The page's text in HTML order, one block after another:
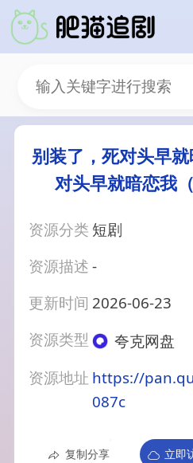
别装了，死对头早
对头早就暗恋我
资源分类 短剧
资源描述-
更新时间 2026-06-23
资源类型
夸克网盘
资源地址 https://
087c
复制分享 立即